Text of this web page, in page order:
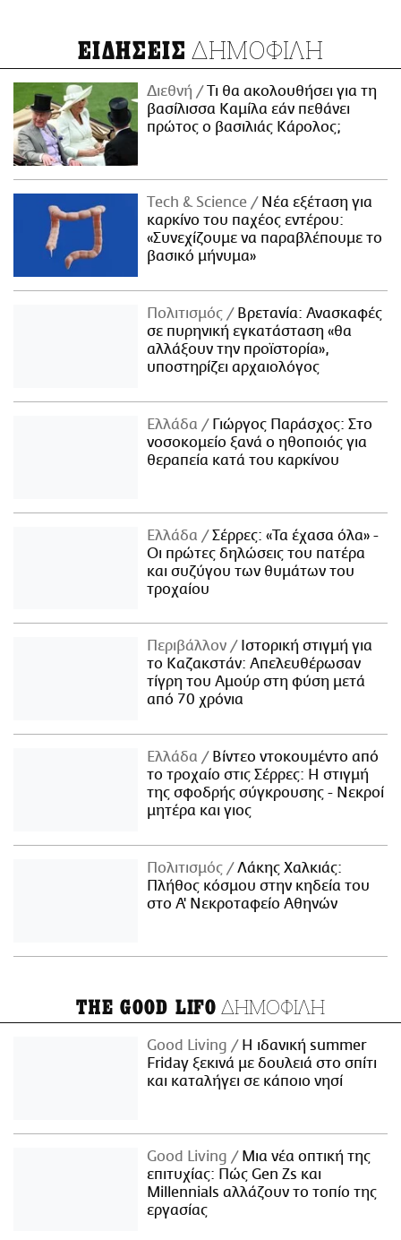
ΕΙΔΗΣΕΙΣ ΔΗΜΟΦΙΛΗ
Διεθνή
Τι θα ακολουθήσει για τη
βασίλισσα Καμίλα εάν πεθάνει
πρώτος ο βασιλιάς Κάρολος;
Τech & Science
Νέα εξέταση για
καρκίνο του παχέος εντέρου:
«Συνεχίζουμε να παραβλέπουμε το
βασικό μήνυμα»
Πολιτισμός
Βρετανία: Ανασκαφές
σε πυρηνική εγκατάσταση «θα
αλλάξουν την προϊστορία»,
υποστηρίζει αρχαιολόγος
Ελλάδα
Γιώργος Παράσχος: Στο
νοσοκομείο ξανά ο ηθοποιός για
θεραπεία κατά του καρκίνου
Ελλάδα
Σέρρες: «Τα έχασα όλα» -
Οι πρώτες δηλώσεις του πατέρα
και συζύγου των θυμάτων του
τροχαίου
Περιβάλλον
Ιστορική στιγμή για
το Καζακστάν: Απελευθέρωσαν
τίγρη του Αμούρ στη φύση μετά
από 70 χρόνια
Ελλάδα
Βίντεο ντοκουμέντο από
το τροχαίο στις Σέρρες: Η στιγμή
της σφοδρής σύγκρουσης - Νεκροί
μητέρα και γιος
Πολιτισμός
Λάκης Χαλκιάς:
Πλήθος κόσμου στην κηδεία του
στο Α' Νεκροταφείο Αθηνών
THE GOOD LIFO ΔΗΜΟΦΙΛΗ
Good Living
Η ιδανική summer
Friday ξεκινά με δουλειά στο σπίτι
και καταλήγει σε κάποιο νησί
Good Living
Μια νέα οπτική της
επιτυχίας: Πώς Gen Zs και
Millennials αλλάζουν το τοπίο της
εργασίας